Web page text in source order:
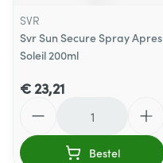
SVR
Svr Sun Secure Spray Apres
Soleil 200ml
€ 23,21
Bestel